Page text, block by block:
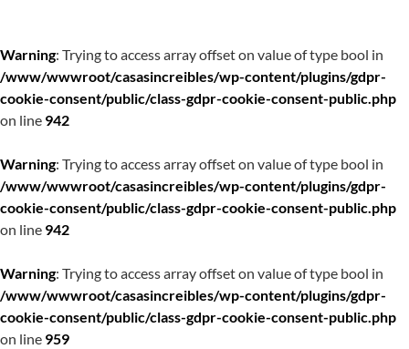
Warning: Trying to access array offset on value of type bool in
/www/wwwroot/casasincreibles/wp-content/plugins/gdpr-
cookie-consent/public/class-gdpr-cookie-consent-public.php
on line 942
Warning: Trying to access array offset on value of type bool in
/www/wwwroot/casasincreibles/wp-content/plugins/gdpr-
cookie-consent/public/class-gdpr-cookie-consent-public.php
on line 942
Warning: Trying to access array offset on value of type bool in
/www/wwwroot/casasincreibles/wp-content/plugins/gdpr-
cookie-consent/public/class-gdpr-cookie-consent-public.php
on line 959